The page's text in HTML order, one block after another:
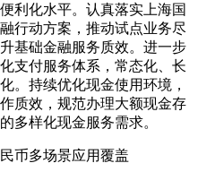
利化水平。认真落实上海国
行动方案，推动试点业务尽
基础金融服务质效。进一步
支付服务体系，常态化、长
。持续优化现金使用环境，
质效，规范办理大额现金存
多样化现金服务需求。
币多场景应用覆盖